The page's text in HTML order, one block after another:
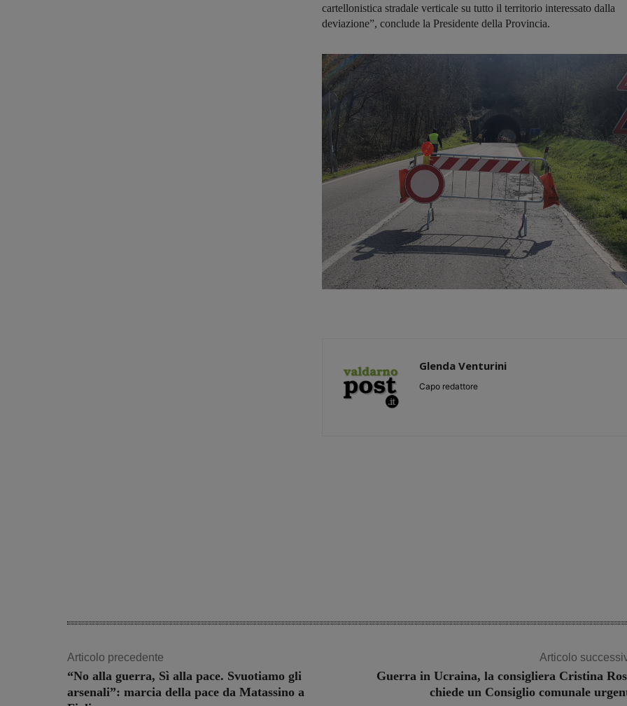
cartellonistica stradale verticale su tutto il territorio interessato dalla
deviazione”, conclude la Presidente della Provincia.
Glenda Venturini
Capo redattore
Articolo precedente
“No alla guerra, Sì alla pace. Svuotiamo gli
arsenali”: marcia della pace da Matassino a
Articolo
Guerra in Ucraina, la consigliera Cristina
chiede un Consiglio comunale